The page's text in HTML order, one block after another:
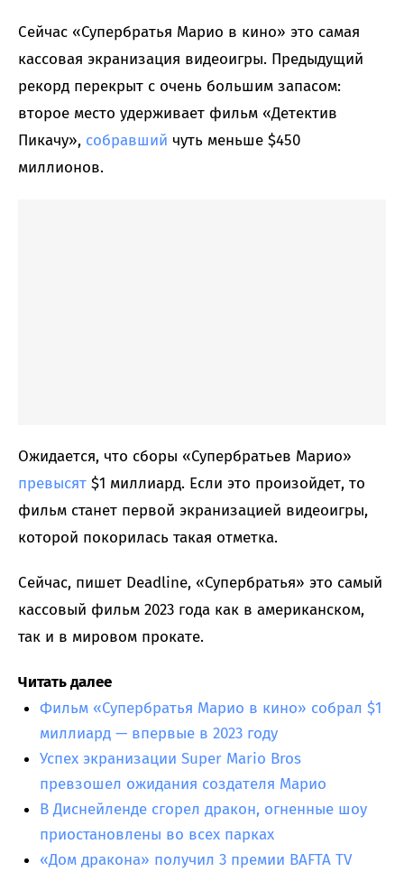
Сейчас «Супербратья Марио в кино» это самая
кассовая экранизация видеоигры. Предыдущий
рекорд перекрыт с очень большим запасом:
второе место удерживает фильм «Детектив
Пикачу», собравший чуть меньше $450
миллионов.
Ожидается, что сборы «Супербратьев Марио»
превысят $1 миллиард. Если это произойдет, то
фильм станет первой экранизацией видеоигры,
которой покорилась такая отметка.
Сейчас, пишет Deadline, «Супербратья» это самый
кассовый фильм 2023 года как в американском,
так и в мировом прокате.
Читать далее
Фильм «Супербратья Марио в кино» собрал $1
миллиард — впервые в 2023 году
Успех экранизации Super Mario Bros
превзошел ожидания создателя Марио
В Диснейленде сгорел дракон, огненные шоу
приостановлены во всех парках
«Дом дракона» получил 3 премии BAFTA TV